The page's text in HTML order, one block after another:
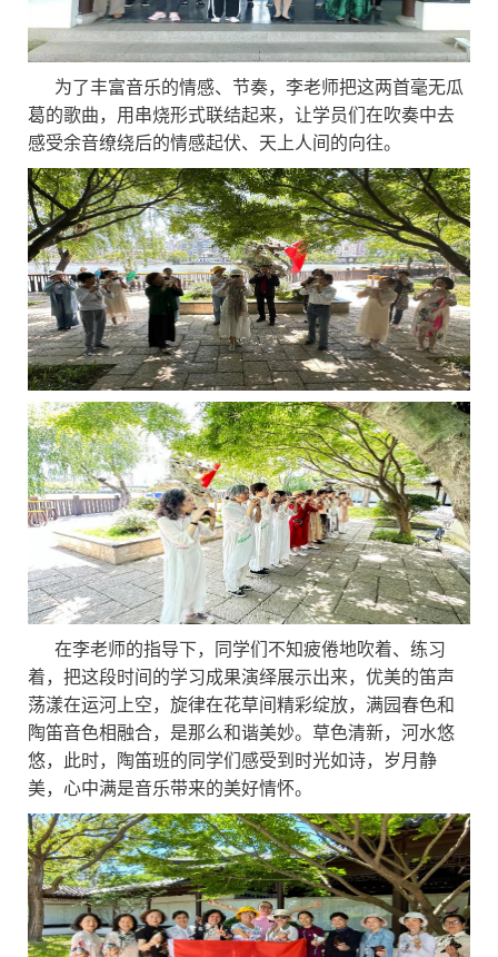
为了丰富音乐的情感、节奏，李老师把这两首毫无瓜
葛的歌曲，用串烧形式联结起来，让学员们在吹奏中去
感受余音缭绕后的情感起伏、天上人间的向往。
在李老师的指导下，同学们不知疲倦地吹着、练习
着，把这段时间的学习成果演绎展示出来，优美的笛声
荡漾在运河上空，旋律在花草间精彩绽放，满园春色和
陶笛音色相融合，是那么和谐美妙。草色清新，河水悠
悠，此时，陶笛班的同学们感受到时光如诗，岁月静
美，心中满是音乐带来的美好情怀。